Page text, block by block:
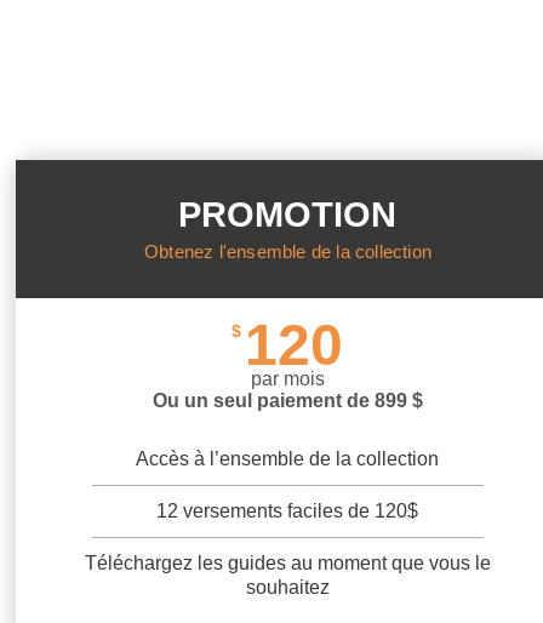
PROMOTION
Obtenez l'ensemble de la collection
$ 120
par mois
Ou un seul paiement de 899 $
Accès à l’ensemble de la collection
12 versements faciles de 120$
Téléchargez les guides au moment que vous le
souhaitez